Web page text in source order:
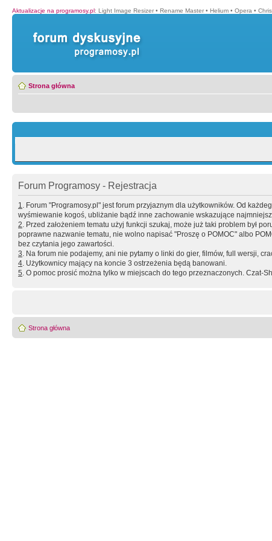
Aktualizacje na programosy.pl: Light Image Resizer • Rename Master • Helium • Opera •
Strona główna
Forum Programosy - Rejestracja
1. Forum "Programosy.pl" jest forum przyjaznym dla użytkowników. Od
wyśmiewanie kogoś, ubliżanie bądź inne zachowanie wskazujące
2. Przed założeniem tematu użyj funkcji szukaj, może już taki problem był
poprawne nazwanie tematu, nie wolno napisać "Proszę o POMOC" albo
bez czytania jego zawartości.
3. Na forum nie podajemy, ani nie pytamy o linki do gier, filmów, full wersji,
4. Użytkownicy mający na koncie 3 ostrzeżenia będą banowani.
5. O pomoc prosić można tylko w miejscach do tego przeznaczonych. Czat-
Strona główna